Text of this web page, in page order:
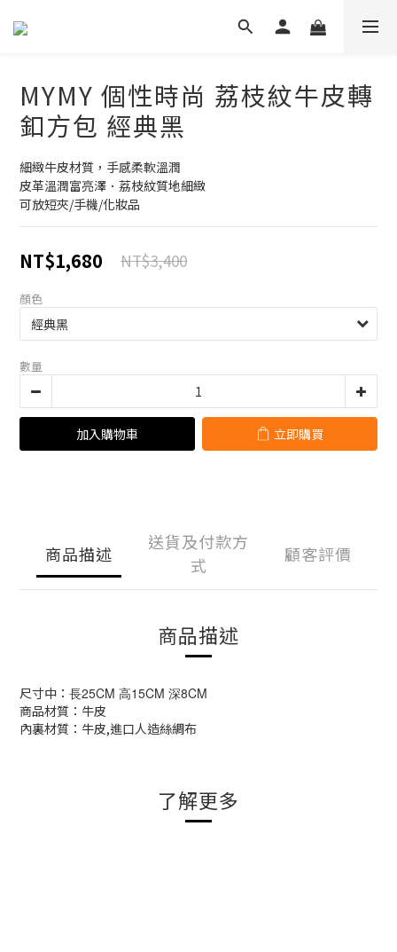
MYMY 個性時尚 荔枝紋牛皮轉
釦方包 經典黑
細緻牛皮材質，手感柔軟溫潤
皮革溫潤富亮澤．荔枝紋質地細緻
可放短夾/手機/化妝品
NT$1,680 NT$3,400
顏色
數量
加入購物車 立即購買
商品描述
送貨及付款方
式
顧客評價
商品描述
尺寸中： 長25CM 高15CM 深8CM
商品材質：牛皮
內裏材質：牛皮,進口人造絲綢布
了解更多